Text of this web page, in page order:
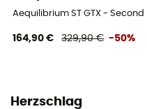
Aequilibrium ST GTX -
164,90 € 329,90 € -50%
Herzschlag